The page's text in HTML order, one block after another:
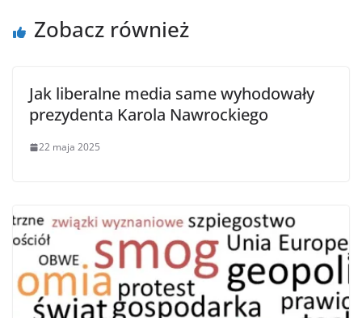
Zobacz również
Jak liberalne media same wyhodowały
prezydenta Karola Nawrockiego
22 maja 2025